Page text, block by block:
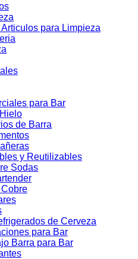
para Limpieza
para Bar
de Barra
y Reutilizables
Sodas
de Cerveza
para Bar
Barra para Bar